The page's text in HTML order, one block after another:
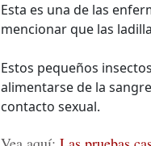
Esta es una de las
mencionar que las
Estos pequeños
alimentarse de la
contacto sexual.